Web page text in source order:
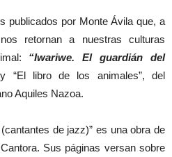
publicados por Monte Ávila que, a
retornan a nuestras culturas
“Iwariwe. El guardián del
“El libro de los animales”, del
Aquiles Nazoa.
de jazz)” es una obra de
Sus páginas versan sobre